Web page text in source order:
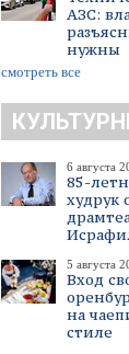
АЗС:
нужны
смотреть все
6 августа
85-
худрук
5 августа
Вход
на
стиле